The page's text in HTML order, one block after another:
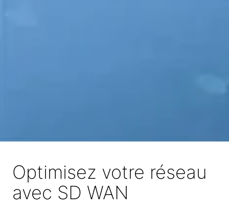
Optimisez votre réseau
avec SD WAN